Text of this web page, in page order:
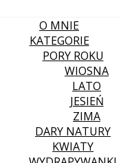
O MNIE
KATEGORIE
PORY ROKU
WIOSNA
LATO
JESIEŃ
ZIMA
DARY NATURY
KWIATY